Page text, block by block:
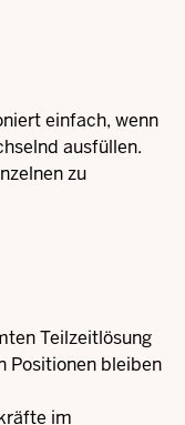
einfach, wenn
ausfüllen.
zu
Teilzeitlösung
Positionen bleiben
im